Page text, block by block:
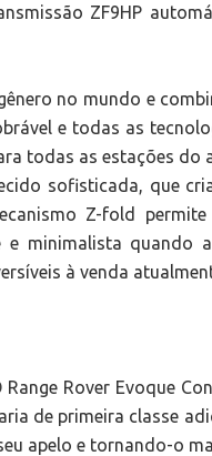
ZF9HP
no mundo e
e todas as
todas as estações do
sofisticada, que
Z-fold
minimalista quando
à venda
Rover Evoque
de primeira classe
apelo e tornando-o